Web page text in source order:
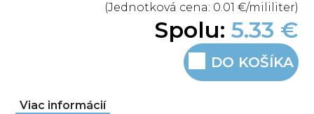
(Jednotková cena: 0.01 €/mililiter)
Spolu: 5.33 €
DO KOŠÍKA
Viac informácií